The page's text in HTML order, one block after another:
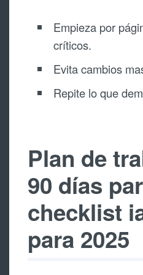
Empieza por
críticos.
Evita cambios
Repite lo que
Plan de
90 días
checklist
para 2025